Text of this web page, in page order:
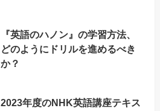
『英語のハノン』の学習方法、
どのようにドリルを進めるべき
か？
2023年度のNHK英語講座テキス